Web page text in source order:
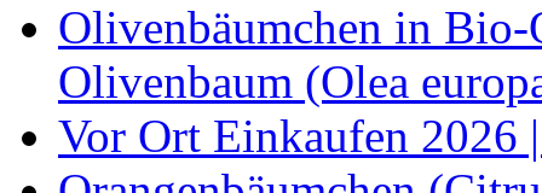
Olivenbäumchen in Bio-
Olivenbaum (Olea
Vor Ort Einkaufen 2026